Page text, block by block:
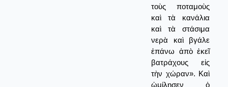
τοὺς ποταμοὺς
καὶ τὰ κανάλια
καὶ τὰ στάσιμα
νερὰ καὶ βγάλε
ἐπάνω ἀπὸ ἐκεῖ
βατράχους εἰς
τὴν χώραν». Καὶ
ὡμίλησεν ὁ